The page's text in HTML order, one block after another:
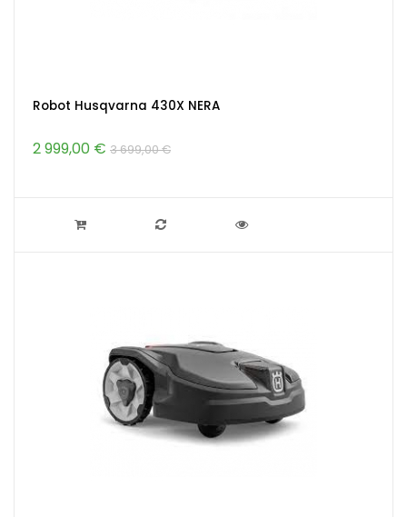
Robot Husqvarna 430X NERA
2 999,00 € 3 699,00 €